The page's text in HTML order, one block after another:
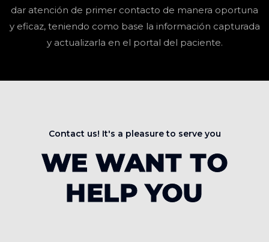
dar atención de primer contacto de manera oportuna
y eficaz, teniendo como base la información capturada
y actualizarla en el portal del paciente.
WE WANT TO
HELP YOU
Contact us! It's a pleasure to serve you